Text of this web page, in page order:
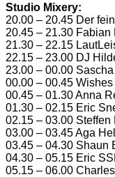
Studio Mixery:
20.00 – 20.45 Der
20.45 – 21.30 Fabian
21.30 – 22.15
22.15 – 23.00 DJ
23.00 – 00.00
00.00 – 00.45
00.45 – 01.30 Anna
01.30 – 02.15 Eric
02.15 – 03.00 Steffen
03.00 – 03.45 Aga
03.45 – 04.30 Shaun
04.30 – 05.15 Eric
05.15 – 06.00